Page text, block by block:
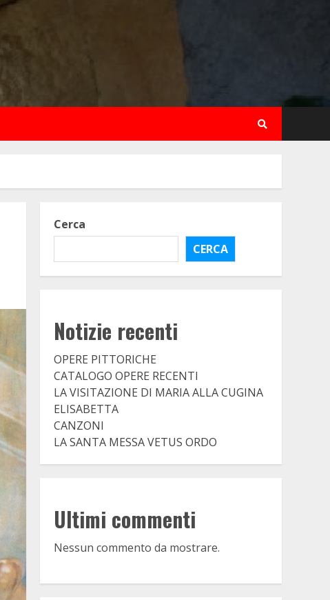
Cerca
CERCA
Notizie recenti
OPERE PITTORICHE
CATALOGO OPERE RECENTI
LA VISITAZIONE DI MARIA ALLA CUGINA
ELISABETTA
CANZONI
LA SANTA MESSA VETUS ORDO
Ultimi commenti
Nessun commento da mostrare.